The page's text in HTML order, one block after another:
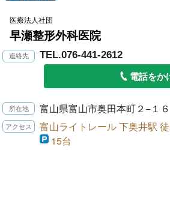
医療法人社団
早瀬整形外科医院
TEL.076-441-2612
電話をか
富山県富山市奥田本町２−１６
富山ライトレール 下奥井駅
15台